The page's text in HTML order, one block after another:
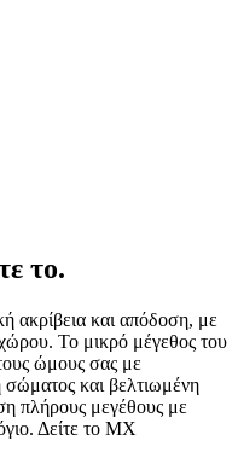
το.
ακρίβεια και απόδοση, με
Το μικρό μέγεθος του
ώμους σας με
και βελτιωμένη
πλήρους μεγέθους με
Δείτε το MX